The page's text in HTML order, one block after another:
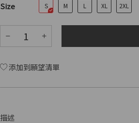
Size S M L XL 2XL
添加到願望清單
描述